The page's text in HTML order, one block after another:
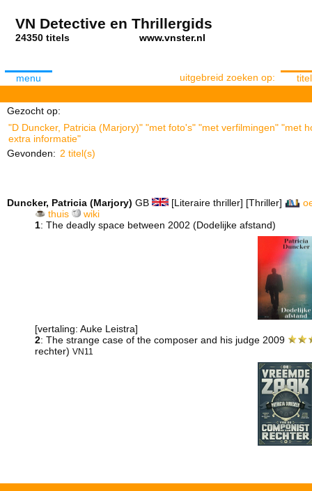
VN Detective en Thrillergids
24350 titels www.vnster.nl
menu uitgebreid zoeken op: titel
Gezocht op:
"D Duncker, Patricia (Marjory)" "met foto's" "met verfilmingen" "met
extra informatie"
Gevonden: 2 titel(s)
Duncker, Patricia (Marjory) GB [Literaire thriller] [Thriller]
thuis
wiki
1: The deadly space between 2002 (Dodelijke afstand)
[vertaling: Auke Leistra]
2: The strange case of the composer and his judge 2009
rechter) VN11